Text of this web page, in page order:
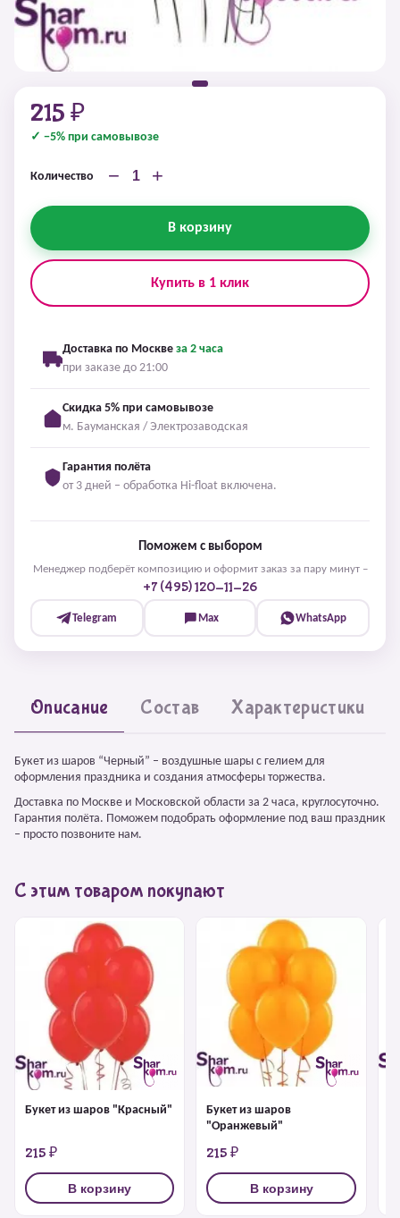
215 ₽
✓ −5% при самовывозе
Количество − +
В корзину
Купить в 1 клик
Доставка по Москве за 2 часа
при заказе до 21:00
Скидка 5% при самовывозе
м. Бауманская / Электрозаводская
Гарантия полёта
от 3 дней – обработка Hi-float включена.
Поможем с выбором
Менеджер подберёт композицию и оформит заказ за пару минут –
+7 (495) 120-11-26
Telegram Max WhatsApp
Описание Состав Характеристики
Букет из шаров “Черный” – воздушные шары с гелием для
оформления праздника и создания атмосферы торжества.
Доставка по Москве и Московской области за 2 часа, круглосуточно.
Гарантия полёта. Поможем подобрать оформление под ваш праздник
– просто позвоните нам.
С этим товаром покупают
Букет из шаров "Красный"
215 ₽
В корзину
Букет из шаров
"Оранжевый"
215 ₽
В корзину